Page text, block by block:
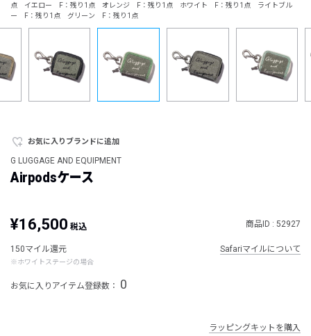
点 イエロー F：残り1点 オレンジ F：残り1点 ホワイト F：残り1点 ライトブル
ー F：残り1点 グリーン F：残り1点
お気に入りブランドに追加
G LUGGAGE AND EQUIPMENT
Airpodsケース
¥16,500 税込 商品ID : 52927
150マイル還元
※ホワイトステージの場合
Safariマイルについて
お気に入りアイテム登録数： 0
ラッピングキットを購入